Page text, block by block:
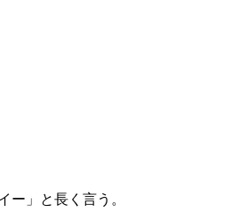
ー」と長く言う。